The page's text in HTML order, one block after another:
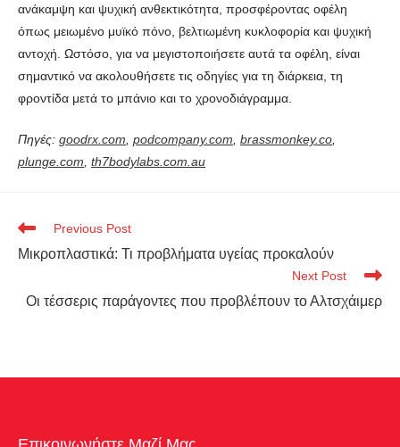
ανάκαμψη και ψυχική ανθεκτικότητα, προσφέροντας οφέλη
όπως μειωμένο μυϊκό πόνο, βελτιωμένη κυκλοφορία και ψυχική
αντοχή. Ωστόσο, για να μεγιστοποιήσετε αυτά τα οφέλη, είναι
σημαντικό να ακολουθήσετε τις οδηγίες για τη διάρκεια, τη
φροντίδα μετά το μπάνιο και το χρονοδιάγραμμα.
Πηγές: goodrx.com podcompany.com brassmonkey.co
plunge.com th7bodylabs.com.au
Previous Post
Μικροπλαστικά: Τι προβλήματα υγείας προκαλούν
Next Post
Οι τέσσερις παράγοντες που προβλέπουν το Αλτσχάιμερ